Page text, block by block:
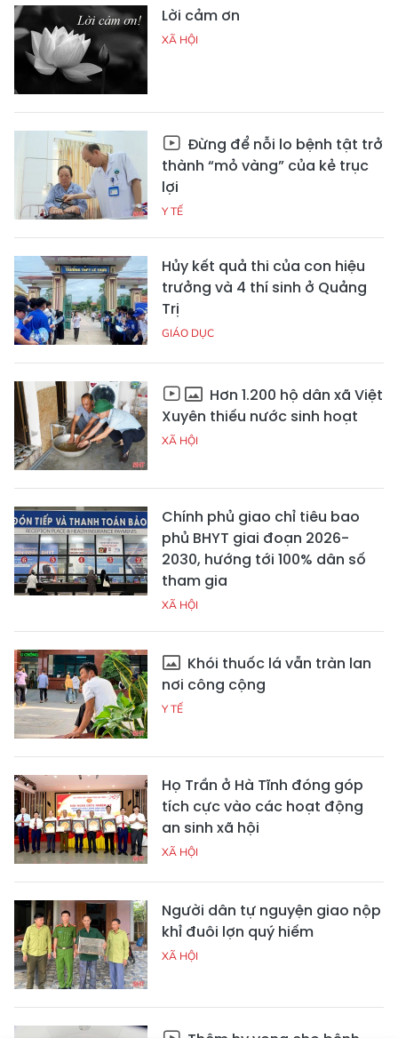
Lời cảm ơn
XÃ HỘI
Đừng để nỗi lo bệnh tật trở
thành “mỏ vàng” của kẻ trục
lợi
Y TẾ
Hủy kết quả thi của con hiệu
trưởng và 4 thí sinh ở Quảng
Trị
GIÁO DỤC
Hơn 1.200 hộ dân xã Việt
Xuyên thiếu nước sinh hoạt
XÃ HỘI
Chính phủ giao chỉ tiêu bao
phủ BHYT giai đoạn 2026-
2030, hướng tới 100% dân số
tham gia
XÃ HỘI
Khói thuốc lá vẫn tràn lan
nơi công cộng
Y TẾ
Họ Trần ở Hà Tĩnh đóng góp
tích cực vào các hoạt động
an sinh xã hội
XÃ HỘI
Người dân tự nguyện giao nộp
khỉ đuôi lợn quý hiếm
XÃ HỘI